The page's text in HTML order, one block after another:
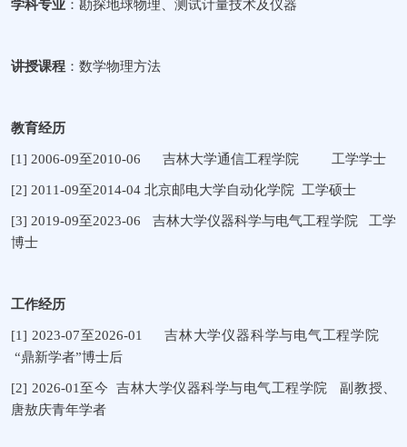
学科专业 ：勘探地球物理 、测试计量技术及仪器
讲授课程 ： 数学物理方法
教育经历
[1] 2006-09至2010-06 吉林大学通信工程学院 工学学士
[2] 2011-09至2014-04 北京邮电大学自动化学院 工学硕士
[3] 2019-09至2023-06 吉林大学仪器科学与电气工程学院
工学
博士
工作经历
[1] 2023-07至2026-01
吉林大学仪器科学与电气工程学院
“鼎新学者”博士后
[2] 2026-01至今 吉林大学仪器科学与电气工程学院
副教授、
唐敖庆青年学者